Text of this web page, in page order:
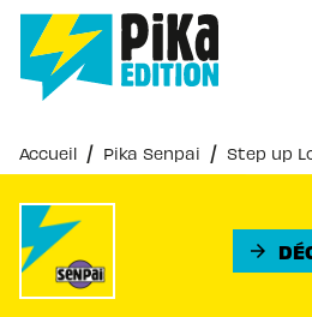
MENU RECHERCHE
PIED DE PAGE
Accueil / Pika Senpai / Step up
arrow_forward